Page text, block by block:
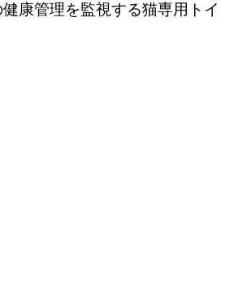
康管理を監視する猫専用トイ